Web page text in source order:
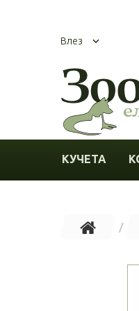
Влез
КУЧЕТА